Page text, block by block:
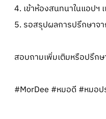
4. เข้าห้องสนทนาในแอปฯ
5. รอสรุปผลการปรึกษาจ
สอบถามเพิ่มเติมหรือปรึก
#MorDee #หมอดี #หมอป